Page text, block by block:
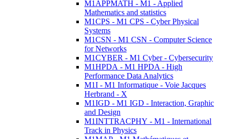
M1APPMATH - M1 - Applied
Mathematics and statistics
M1CPS - M1 CPS - Cyber Physical
Systems
M1CSN - M1 CSN - Computer Science
for Networks
M1CYBER - M1 Cyber - Cybersecurity
M1HPDA - M1 HPDA - High
Performance Data Analytics
M1I - M1 Informatique - Voie Jacques
Herbrand - X
M1IGD - M1 IGD - Interaction, Graphic
and Design
M1INTTRACPHY - M1 - International
Track in Physics